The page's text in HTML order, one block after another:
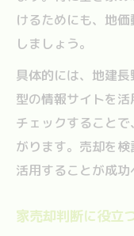
けるためにも、地
しましょう。
具体的には、地建
型の情報サイトを
チェックすること
がります。売却を
活用することが成功
家売却判断に役立